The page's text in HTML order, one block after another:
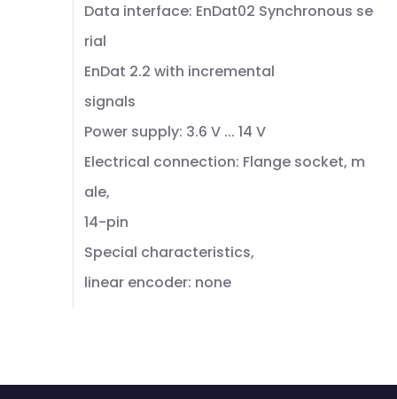
Data interface: EnDat02 Synchronous se
rial
EnDat 2.2 with incremental
signals
Power supply: 3.6 V ... 14 V
Electrical connection: Flange socket, m
ale,
14-pin
Special characteristics,
linear encoder: none